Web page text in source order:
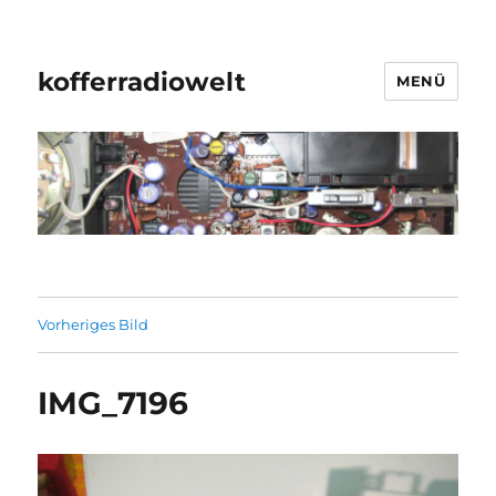
kofferradiowelt MENÜ
Vorheriges Bild
IMG_7196